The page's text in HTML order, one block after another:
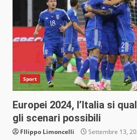
Sport
Europei 2024, l’Italia si
gli scenari possibili
FIlippo Limoncelli Settembre 13,